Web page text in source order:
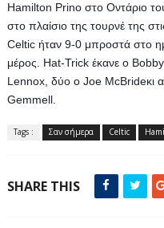
Hamilton Prino στο Οντάριο
στο πλαίσιο της τουρνέ της
Celtic ήταν 9-0 μπροστά στο
μέρος. Hat-Trick έκανε ο
Lennox, δύο ο Joe McBrideκι
Gemmell.
Tags : Σαν σήμερα Celtic
SHARE THIS